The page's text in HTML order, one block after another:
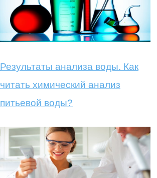
Результаты анализа воды. Как
читать химический анализ
питьевой воды?